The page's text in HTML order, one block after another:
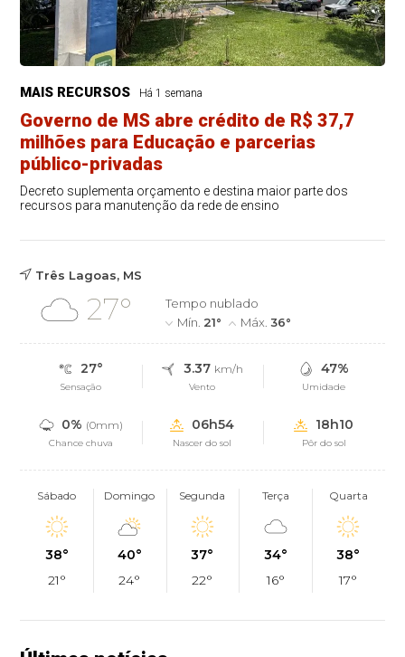
MAIS RECURSOS Há 1 semana
Governo de MS abre crédito de R$ 37,7
milhões para Educação e parcerias
público-privadas
Decreto suplementa orçamento e destina maior parte dos
recursos para manutenção da rede de ensino
Três Lagoas, MS
27°
Tempo nublado
Mín. 21° Máx.36°
27°
Sensação
3.37 km/h
Vento
47%
Umidade
0% (0mm)
Chance chuva
06h54
Nascer do sol
18h10
Pôr do sol
Sábado
38°
21°
Domingo
40°
24°
Segunda
37°
22°
Terça
34°
16°
Quarta
38°
17°